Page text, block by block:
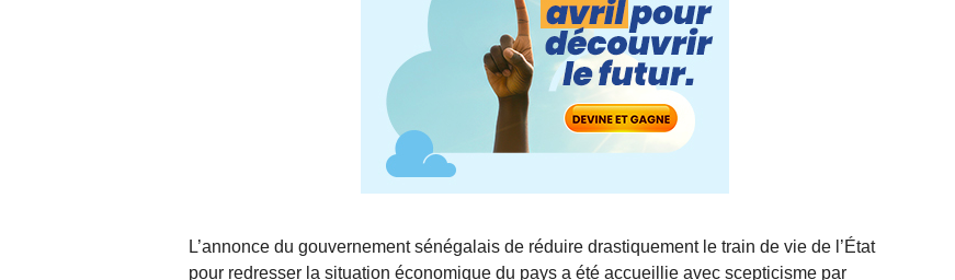
L’annonce du gouvernement sénégalais de réduire drastiquement le train de vie de l’État
pour redresser la situation économique du pays a été accueillie avec scepticisme par